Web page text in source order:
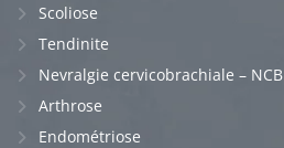
Scoliose
Tendinite
Nevralgie cervicobrachiale – NCB
Arthrose
Endométriose